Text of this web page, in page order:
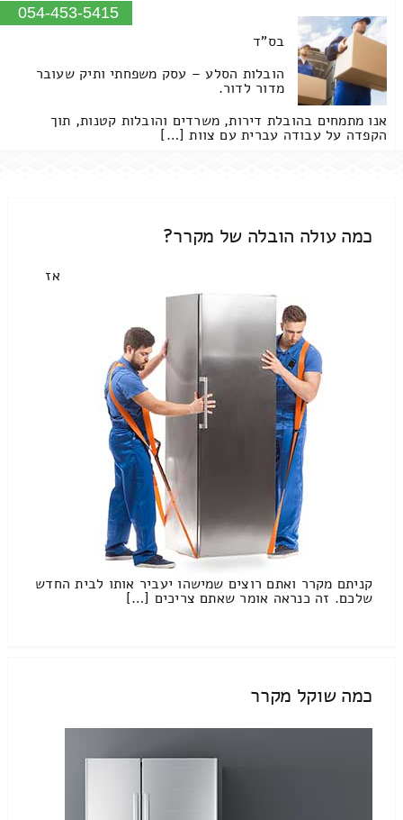
054-453-5415
בס"ד
הובלות הסלע – עסק משפחתי ותיק שעובר
מדור לדור.
אנו מתמחים בהובלת דירות, משרדים והובלות קטנות, תוך
הקפדה על עבודה עברית עם צוות […]
כמה עולה הובלה של מקרר?
אז
קניתם מקרר ואתם רוצים שמישהו יעביר אותו לבית החדש
שלכם. זה כנראה אומר שאתם צריכים […]
כמה שוקל מקרר